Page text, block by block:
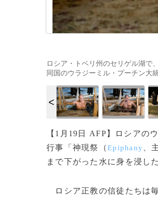
ロシア・トベリ州のセリゲル湖で
同国のウラジーミル・プーチン大
【1月19日 AFP】ロシアの
行事「神現祭（Epiphany 、
まで下がった水に身を浸した
ロシア正教の信徒たちは